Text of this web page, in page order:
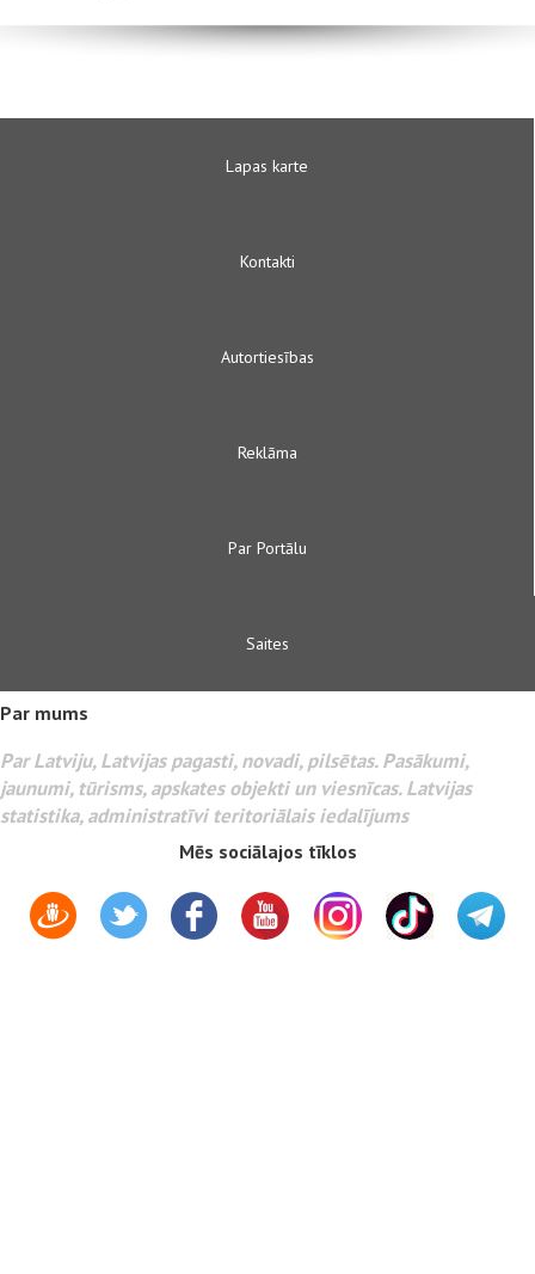
Lapas karte
Kontakti
Autortiesības
Reklāma
Par Portālu
Saites
Par mums
Par Latviju, Latvijas pagasti, novadi, pilsētas. Pasākumi,
jaunumi, tūrisms, apskates objekti un viesnīcas. Latvijas
statistika, administratīvi teritoriālais iedalījums
Mēs sociālajos tīklos